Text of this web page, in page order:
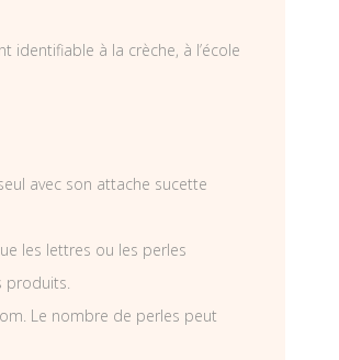
identifiable à la crèche, à l’école
avec son attache sucette
les lettres ou les perles
produits.
Le nombre de perles peut